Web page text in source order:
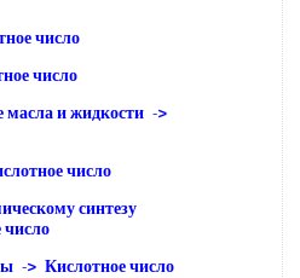
число
число
и жидкости ->
число
синтезу
-> Кислотное число